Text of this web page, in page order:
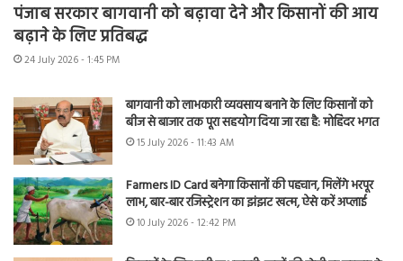
पंजाब सरकार बागवानी को बढ़ावा देने और किसानों की आय
बढ़ाने के लिए प्रतिबद्ध
24 July 2026 - 1:45 PM
बागवानी को लाभकारी व्यवसाय बनाने के लिए किसानों को
बीज से बाजार तक पूरा सहयोग दिया जा रहा है: मोहिंदर भगत
15 July 2026 - 11:43 AM
Farmers ID Card बनेगा किसानों की पहचान, मिलेंगे भरपूर
लाभ, बार-बार रजिस्ट्रेशन का झंझट खत्म, ऐसे करें अप्लाई
10 July 2026 - 12:42 PM